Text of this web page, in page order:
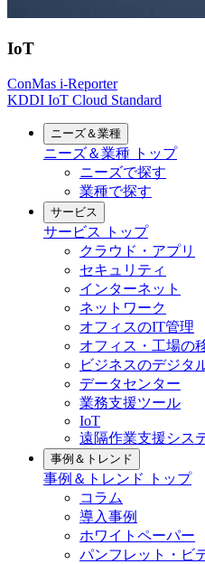
IoT
ConMas i-Reporter
KDDI IoT Cloud Standard
ニーズ＆業種
ニーズ＆業種 トップ
ニーズで探す
業種で探す
サービス
サービス
トップ
クラウド・アプリ
セキュリティ
インターネット
ネットワーク
オフィスのIT管理
オフィス・工場の
ビジネスのデジタ
データセンター
業務支援ツール
IoT
遠隔作業支援シス
事例＆トレンド
事例＆トレンド
トップ
コラム
導入事例
ホワイトペーパー
パンフレット・ビ